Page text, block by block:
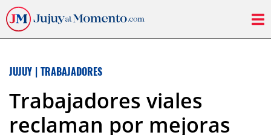
JUJUY | TRABAJADORES
Trabajadores viales
reclaman por mejoras